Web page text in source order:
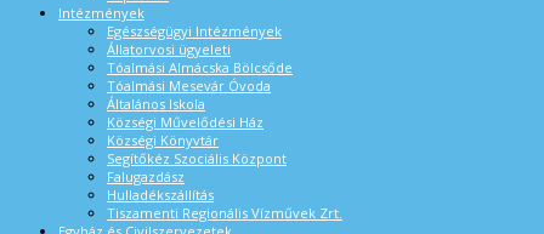
Intézmények
Egészségügyi Intézmények
Állatorvosi ügyeleti
Tóalmási Almácska Bölcsőde
Tóalmási Mesevár Óvoda
Általános Iskola
Községi Művelődési Ház
Községi Könyvtár
Segítőkéz Szociális Központ
Falugazdász
Hulladékszállítás
Tiszamenti Regionális Vízművek Zrt.